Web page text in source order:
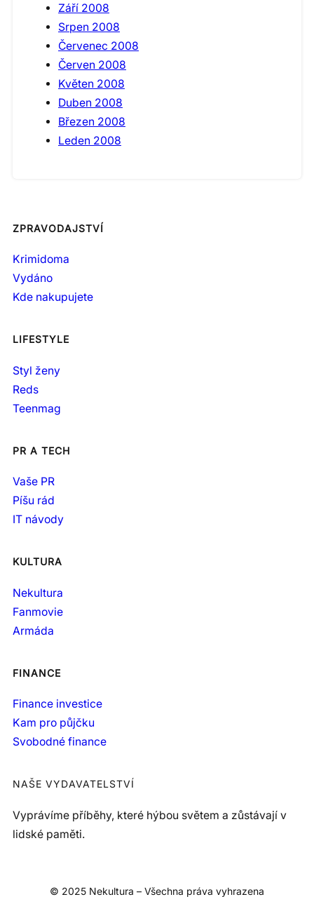
Září 2008
Srpen 2008
Červenec 2008
Červen 2008
Květen 2008
Duben 2008
Březen 2008
Leden 2008
ZPRAVODAJSTVÍ
Krimidoma
Vydáno
Kde nakupujete
LIFESTYLE
Styl ženy
Reds
Teenmag
PR A TECH
Vaše PR
Píšu rád
IT návody
KULTURA
Nekultura
Fanmovie
Armáda
FINANCE
Finance investice
Kam pro půjčku
Svobodné finance
NAŠE VYDAVATELSTVÍ
Vyprávíme příběhy, které hýbou světem a zůstávají v
lidské paměti.
© 2025 Nekultura – Všechna práva vyhrazena